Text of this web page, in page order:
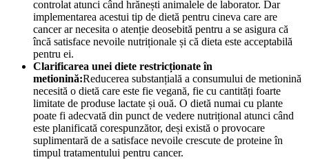
controlat atunci când hrănești animalele de laborator. Dar
implementarea acestui tip de dietă pentru cineva care are
cancer ar necesita o atenție deosebită pentru a se asigura că
încă satisface nevoile nutriționale și că dieta este acceptabilă
pentru ei.
Clarificarea unei diete restricționate în
metionină:Reducerea substanțială a consumului de metionină
necesită o dietă care este fie vegană, fie cu cantități foarte
limitate de produse lactate și ouă. O dietă numai cu plante
poate fi adecvată din punct de vedere nutrițional atunci când
este planificată corespunzător, deși există o provocare
suplimentară de a satisface nevoile crescute de proteine în
timpul tratamentului pentru cancer.